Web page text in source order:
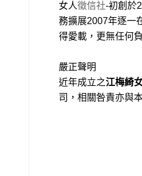
女人徵信社-初創於
務擴展2007年逐一
得愛載，更無任何
嚴正聲明
近年成立之江梅綺
司，相關咎責亦與